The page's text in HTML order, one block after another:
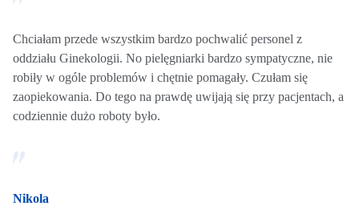
Chciałam przede wszystkim bardzo pochwalić personel z
oddziału Ginekologii. No pielęgniarki bardzo sympatyczne, nie
robiły w ogóle problemów i chętnie pomagały. Czułam się
zaopiekowania. Do tego na prawdę uwijają się przy pacjentach, a
codziennie dużo roboty było.
Nikola